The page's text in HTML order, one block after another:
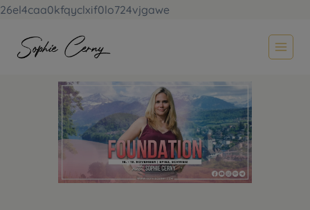
26el4caa0kfqyclxif0lo724vjgawe
Inhalt